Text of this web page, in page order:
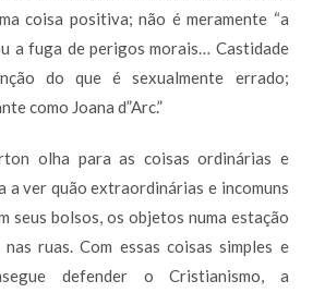
coisa positiva; não é meramente “a
a fuga de perigos morais… Castidade
do que é sexualmente errado;
como Joana d”Arc.”
olha para as coisas ordinárias e
a ver quão extraordinárias e incomuns
seus bolsos, os objetos numa estação
ruas. Com essas coisas simples e
defender o Cristianismo, a